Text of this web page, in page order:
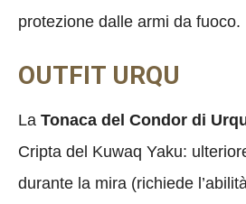
protezione dalle armi da fuoco.
OUTFIT URQU
La Tonaca del Condor di
Cripta del Kuwaq Yaku:
durante la mira (richiede